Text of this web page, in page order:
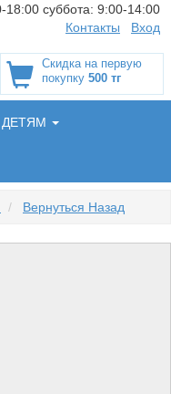
18:00 суббота: 9:00-14:00
Контакты
Вход
Скидка на первую
покупку 500 тг
ДЕТЯМ
/ Вернуться Назад